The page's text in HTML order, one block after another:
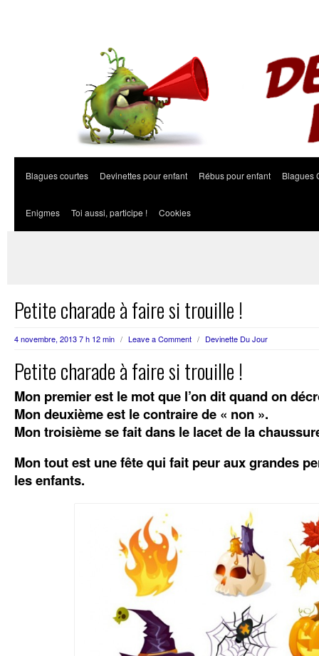
Blagues courtes Devinettes pour enfant Rébus pour enfant Blagues
Enigmes Toi aussi, participe ! Cookies
Petite charade à faire si trouille !
4 novembre, 2013 7 h 12 min / Leave a Comment / Devinette Du Jour
Petite charade à faire si trouille !
Mon premier est le mot que l’on dit quand on
Mon deuxième est le contraire de « non ».
Mon troisième se fait dans le lacet de la
Mon tout est une fête qui fait peur aux grandes
les enfants.